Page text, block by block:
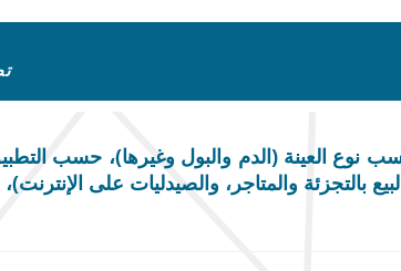
نوع العينة (الدم والبول وغيرها)، حسب
والمتاجر، والصيدليات على الإنترنت)،